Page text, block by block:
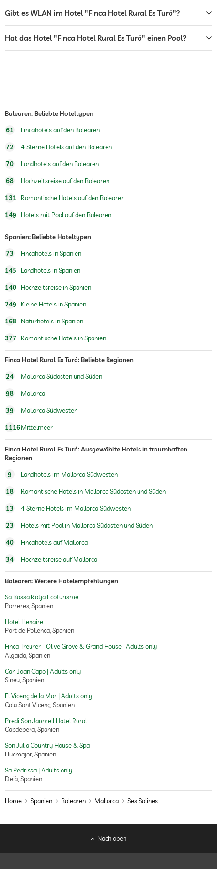
Lage: Ruhige Finca auf einem Hügel mit Ausblick auf Natur und Meer
Mallorca sehr ruhig und ländlich auf einem Hügel. Es bietet eine weite
Aussicht auf die Umgebung mit ihren Feldern, das Meer und die Insel
Tischtennis
Außenpool Ganzjährig geöffnet
Wandern
Kinderbetreuung
Sauna
Tauchbecken
Gibt es WLAN im Hotel "Finca Hotel Rural Es Turó"?
Hat das Hotel "Finca Hotel Rural Es Turó" einen Pool?
Balearen: Beliebte Hoteltypen
61 Fincahotels auf den Balearen
72 4 Sterne Hotels auf den Balearen
70 Landhotels auf den Balearen
68 Hochzeitsreise auf den Balearen
131 Romantische Hotels auf den Balearen
149 Hotels mit Pool auf den Balearen
Spanien: Beliebte Hoteltypen
73 Fincahotels in Spanien
145 Landhotels in Spanien
140 Hochzeitsreise in Spanien
249 Kleine Hotels in Spanien
168 Naturhotels in Spanien
377 Romantische Hotels in Spanien
Finca Hotel Rural Es Turó: Beliebte Regionen
24 Mallorca Südosten und Süden
98 Mallorca
39 Mallorca Südwesten
1116Mittelmeer
Finca Hotel Rural Es Turó: Ausgewählte Hotels in traumhaften
Regionen
9 Landhotels im Mallorca Südwesten
18 Romantische Hotels in Mallorca Südosten und Süden
13 4 Sterne Hotels im Mallorca Südwesten
23 Hotels mit Pool in Mallorca Südosten und Süden
40 Fincahotels auf Mallorca
34 Hochzeitsreise auf Mallorca
Balearen: Weitere Hotelempfehlungen
Sa Bassa Rotja Ecoturisme
Porreres, Spanien
Hotel Llenaire
Port de Pollenca, Spanien
Finca Treurer - Olive Grove & Grand House | Adults only
Algaida, Spanien
Can Joan Capo | Adults only
Sineu, Spanien
El Vicenç de la Mar | Adults only
Cala Sant Vicenç, Spanien
Predi Son Jaumell Hotel Rural
Capdepera, Spanien
Son Julia Country House & Spa
Llucmajor, Spanien
Sa Pedrissa | Adults only
Deià, Spanien
Home Spanien Balearen Mallorca Ses Salines
Nach oben